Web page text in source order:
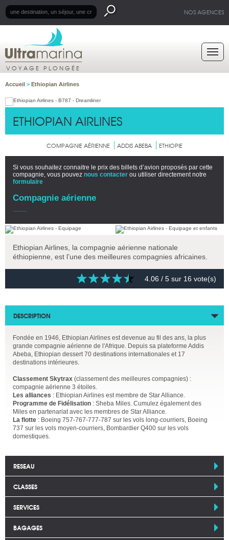
NOS AGENCES
VOYAGE PLONGÉE
Accueil > Ethiopian Airlines
ETHIOPIAN AIRLINES
COMPAGNIE AÉRIENNE ADDIS ABEBA ETHIOPIE
Si vous souhaitez connaitre le prix des billets d’avion proposés par cette
compagnie, vous pouvez nous contacter ou utiliser directement notre
formulaire
Compagnie aérienne
Ethiopian Airlines, la compagnie aérienne nationale
éthiopienne, est l’une des meilleures compagnies africaines.
4.06 / 5 sur 16 vote(s)
DESCRIPTION
Fondée en 1946, Ethiopian Airlines est devenue au fil des ans, la plus
grande compagnie aérienne de l'Afrique. Depuis sa plateforme Addis
Abeba, Ethiopian dessert 70 destinations internationales et 17
destinations intérieures.
Classement Skytrax (classement des meilleures compagnies) :
compagnie aérienne 3 étoiles.
Les alliances : Ethiopian Airlines est membre de Star Alliance.
Programme de Fidélisation : Sheba Miles. Cumulez également des
Miles en partenariat avec les membres de Star Alliance.
La flotte : Boeing 757-767-777-787 sur les vols long-courriers, Boeing
737 sur les vols moyen-courriers, Bombardier Q400 sur les vols
domestiques.
RESEAU
CLASSES
SERVICES
BAGAGES